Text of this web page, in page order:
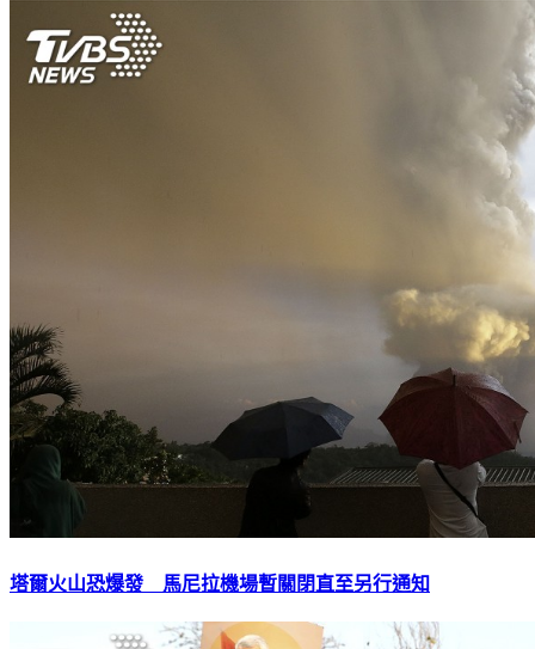
塔爾火山恐爆發 馬尼拉機場暫關閉直至另行通知